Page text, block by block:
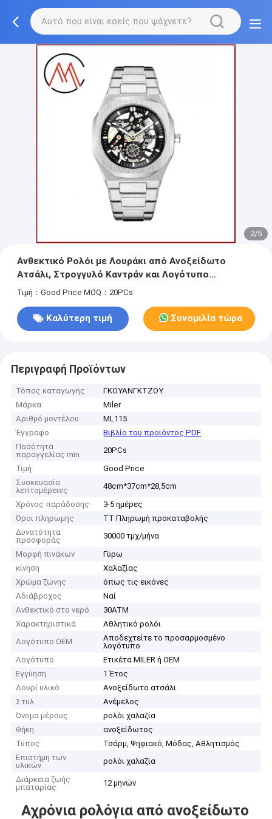
2/5
Ανθεκτικό Ρολόι με Λουράκι από Ανοξείδωτο
Ατσάλι, Στρογγυλό Καντράν και Λογότυπο
Τυπωμένο με Λέιζερ, Ιδανικό για Εταιρικά Δώρα και
Τιμή：Good Price MOQ：20PCs
Καλύτερη τιμή Συνομιλία τώρα
Περιγραφή Προϊόντων
Τόπος καταγωγής
ΓΚΟΥΑΝΓΚΤΖΟΥ
Μάρκα
Miler
Αριθμό μοντέλου
ML115
Έγγραφο
Βιβλίο του προϊόντος PDF
Ποσότητα
παραγγελίας min
20PCs
Τιμή
Good Price
Συσκευασία
λεπτομέρειες
48cm*37cm*28,5cm
Χρόνος παράδοσης
3-5 ημέρες
Όροι πληρωμής
TT Πληρωμή προκαταβολής
Δυνατότητα
προσφοράς
30000 τμχ/μήνα
Μορφή πινάκων
Γύρω
κίνηση
Χαλαζίας
Χρώμα ζώνης
όπως τις εικόνες
Αδιάβροχος
Ναί
Ανθεκτικό στο νερό
30ATM
Χαρακτηριστικά
Αθλητικό ρολόι
Λογότυπο OEM
Αποδεχτείτε το προσαρμοσμένο
λογότυπο
Λογότυπο
Ετικέτα MILER ή OEM
Εγγύηση
1 Έτος
Λουρί υλικό
Ανοξείδωτο ατσάλι
Στυλ
Ανέμελος
Όνομα μέρους
ρολόι χαλαζία
Θήκη
ανοξείδωτος
Τύπος
Τσάρμ, Ψηφιακό, Μόδας, Αθλητισμός
Επιστήμη των
υλικών
ρολόι χαλαζία
Διάρκεια ζωής
μπαταρίας
12 μηνών
Αχρόνια ρολόγια από ανοξείδωτο